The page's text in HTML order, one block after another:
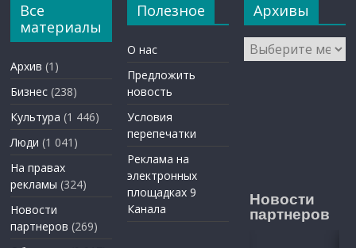
Все
материалы
Архив (1)
Бизнес (238)
Культура (1 446)
Люди (1 041)
На правах
рекламы (324)
Новости
партнеров (269)
Полезное
О нас
Предложить
новость
Условия
перепечатки
Реклама на
электронных
площадках 9
Канала
Архивы
Архивы
Новости
партнеров